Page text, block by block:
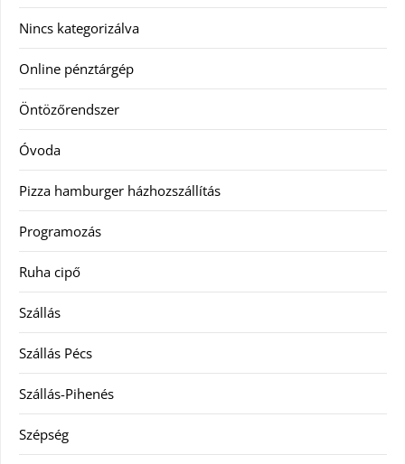
Nincs kategorizálva
Online pénztárgép
Öntözőrendszer
Óvoda
Pizza hamburger házhozszállítás
Programozás
Ruha cipő
Szállás
Szállás Pécs
Szállás-Pihenés
Szépség